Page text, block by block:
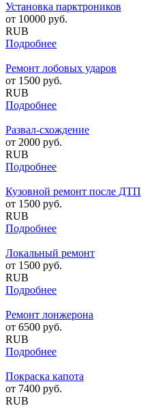
Установка парктроников
от 10000 руб.
RUB
Подробнее
Ремонт лобовых ударов
от 1500 руб.
RUB
Подробнее
Развал-схождение
от 2000 руб.
RUB
Подробнее
Кузовной ремонт после ДТП
от 1500 руб.
RUB
Подробнее
Локальный ремонт
от 1500 руб.
RUB
Подробнее
Ремонт лонжерона
от 6500 руб.
RUB
Подробнее
Покраска капота
от 7400 руб.
RUB